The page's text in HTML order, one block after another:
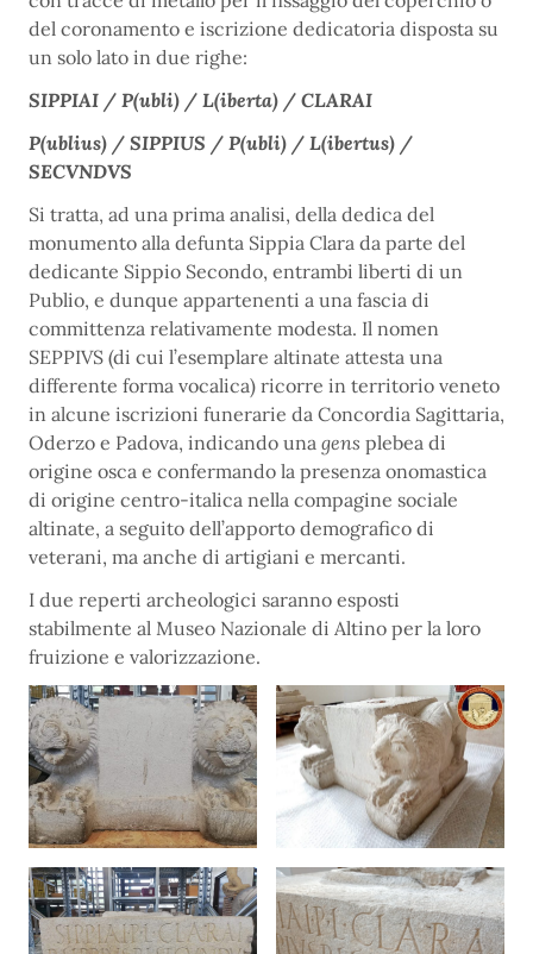
del coronamento e iscrizione dedicatoria disposta su
un solo lato in due righe:
SIPPIAI / P(ubli) / L(iberta) / CLARAI
P(ublius) / SIPPIUS / P(ubli) / L(ibertus) /
SECVNDVS
Si tratta, ad una prima analisi, della dedica del
monumento alla defunta Sippia Clara da parte del
dedicante Sippio Secondo, entrambi liberti di un
Publio, e dunque appartenenti a una fascia di
committenza relativamente modesta. Il nomen
SEPPIVS (di cui l’esemplare altinate attesta una
differente forma vocalica) ricorre in territorio veneto
in alcune iscrizioni funerarie da Concordia Sagittaria,
Oderzo e Padova, indicando una gens plebea di
origine osca e confermando la presenza onomastica
di origine centro-italica nella compagine sociale
altinate, a seguito dell’apporto demografico di
veterani, ma anche di artigiani e mercanti.
I due reperti archeologici saranno esposti
stabilmente al Museo Nazionale di Altino per la loro
fruizione e valorizzazione.